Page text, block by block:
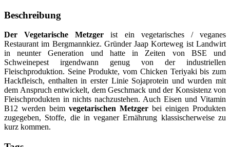
Beschreibung
Der Vegetarische Metzger ist ein vegetarisches / veganes
Restaurant im Bergmannkiez. Gründer Jaap Korteweg ist Landwirt
in neunter Generation und hatte in Zeiten von BSE und
Schweinepest irgendwann genug von der industriellen
Fleischproduktion. Seine Produkte, vom Chicken Teriyaki bis zum
Hackfleisch, enthalten in erster Linie Sojaprotein und wurden mit
dem Anspruch entwickelt, dem Geschmack und der Konsistenz von
Fleischprodukten in nichts nachzustehen. Auch Eisen und Vitamin
B12 werden beim vegetarischen Metzger bei einigen Produkten
zugegeben, Stoffe, die in veganer Ernährung klassischerweise zu
kurz kommen.